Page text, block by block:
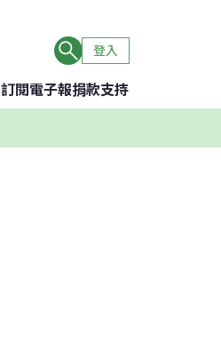
登入
訂閱電子報捐款支持